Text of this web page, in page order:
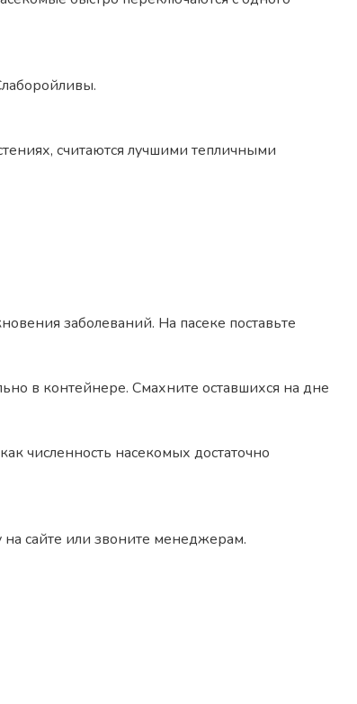
считаются лучшими тепличными
заболеваний. На пасеке поставьте
в контейнере. Смахните оставшихся на дне
численность насекомых достаточно
сайте или звоните менеджерам.